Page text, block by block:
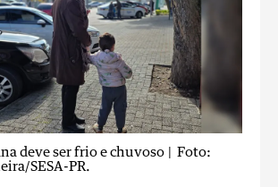
deve ser frio e chuvoso
| Foto:
SESA-PR.